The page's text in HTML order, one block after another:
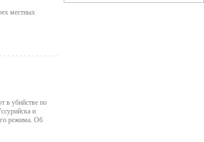
местных
в убийстве по
и
режима. Об